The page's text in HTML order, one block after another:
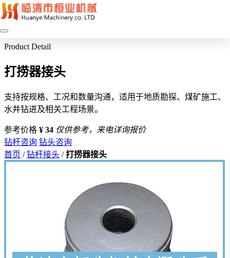
Product Detail
打捞器接头
支持按规格、工况和数量沟通，适用于地质勘探、煤矿施工、
水井钻进及相关工程场景。
参考价格 ¥ 34 仅供参考，来电详询报价
钻杆咨询 钻头咨询
首页 / 钻杆接头 / 打捞器接头